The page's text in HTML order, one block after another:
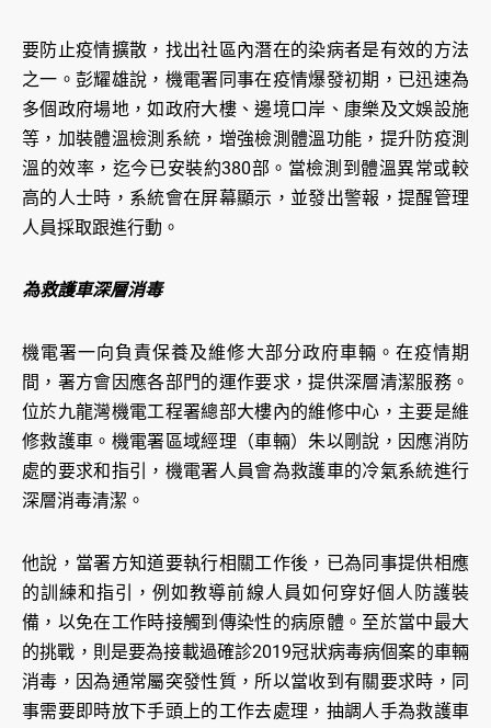
要防止疫情擴散，找出社區內潛在的染病者是有效的方法
之一。彭耀雄說，機電署同事在疫情爆發初期，已迅速為
多個政府場地，如政府大樓、邊境口岸、康樂及文娛設施
等，加裝體溫檢測系統，增強檢測體溫功能，提升防疫測
溫的效率，迄今已安裝約380部。當檢測到體溫異常或較
高的人士時，系統會在屏幕顯示，並發出警報，提醒管理
人員採取跟進行動。
為救護車深層消毒
機電署一向負責保養及維修大部分政府車輛。在疫情期
間，署方會因應各部門的運作要求，提供深層清潔服務。
位於九龍灣機電工程署總部大樓內的維修中心，主要是維
修救護車。機電署區域經理（車輛）朱以剛說，因應消防
處的要求和指引，機電署人員會為救護車的冷氣系統進行
深層消毒清潔。
他說，當署方知道要執行相關工作後，已為同事提供相應
的訓練和指引，例如教導前線人員如何穿好個人防護裝
備，以免在工作時接觸到傳染性的病原體。至於當中最大
的挑戰，則是要為接載過確診2019冠狀病毒病個案的車輛
消毒，因為通常屬突發性質，所以當收到有關要求時，同
事需要即時放下手頭上的工作去處理，抽調人手為救護車